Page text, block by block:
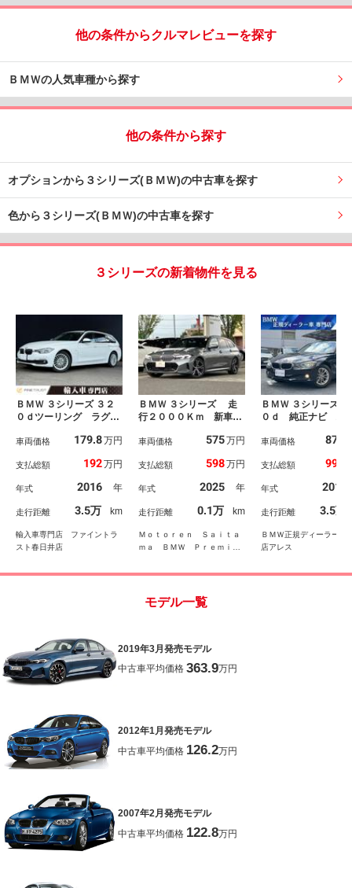
他の条件からクルマレビューを探す
ＢＭＷの人気車種から探す
他の条件から探す
オプションから３シリーズ(ＢＭＷ)の中古車を探す
色から３シリーズ(ＢＭＷ)の中古車を探す
３シリーズの新着物件を見る
ＢＭＷ ３シリーズ ３２
０ｄツーリング ラグジ
シート ６ヶ月走行距離
Ｄナビ レーダークルー
車 シートヒーター Ｅ
ＴＣ ＬＥＤヘッドライ
ト 電動リアゲート Ｂ
ｌｕｅｔｏｏｔｈ 衝突
軽減ブレーキ
車両価格 179.8万円
支払総額 192万円
年式 2016 年
走行距離 3.5万 km
輸入車専門店 ファイントラ
スト春日井店
ＢＭＷ ３シリーズ 走
行２０００Ｋｍ 新車保
ジ 地デジ付タッチパネ
ドン・サラウンドサウン
グヒーター シートヒー
車両価格 575万円
支払総額 598万円
年式 2025 年
走行距離 0.1万 km
Ｍｏｔｏｒｅｎ Ｓａｉｔａ
ｍａ ＢＭＷ Ｐｒｅｍｉｕ
和美園
ＢＭＷ ３シリーズ
０ｄ 純正ナビ バ
ＡＷ ＨＩＤヘッド
ーフティ ＡＣＣ
車両価格 87.1
支払総額 99.9
年式 2014
走行距離 3.5万
ＢＭＷ正規ディーラー車
店アレス
モデル一覧
2019年3月発売モデル
中古車平均価格 363.9万円
2012年1月発売モデル
中古車平均価格 126.2万円
2007年2月発売モデル
中古車平均価格 122.8万円